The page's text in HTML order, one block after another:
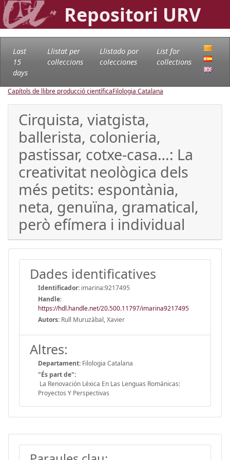
Repositori URV
Last
15
days
Llistat per
col·leccions
Llistado por
colecciones
List for
collections
Capítols de llibre producció científicaFilologia Catalana
Cirquista, viatgista,
ballerista, colonieria,
pastissar, cotxe-casa…: La
creativitat neològica dels
més petits: espontània,
neta, genuïna, gramatical,
però efímera i individual
Dades identificatives
Identificador: imarina:9217495
Handle:
https://hdl.handle.net/20.500.11797/imarina9217495
Autors: Rull Muruzàbal, Xavier
Altres:
Departament: Filologia Catalana
"És part de":
La Renovación Léxica En Las Lenguas Románicas:
Proyectos Y Perspectivas